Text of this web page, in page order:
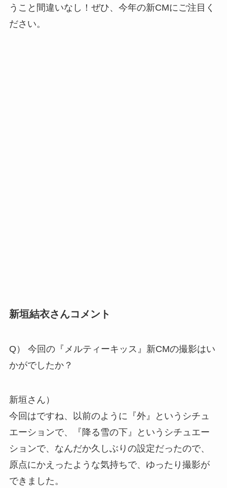
うこと間違いなし！ぜひ、今年の新CMにご注目く
ださい。
新垣結衣さんコメント
Q） 今回の『メルティーキッス』新CMの撮影はい
かがでしたか？
新垣さん）
今回はですね、以前のように『外』というシチュ
エーションで、『降る雪の下』というシチュエー
ションで、なんだか久しぶりの設定だったので、
原点にかえったような気持ちで、ゆったり撮影が
できました。